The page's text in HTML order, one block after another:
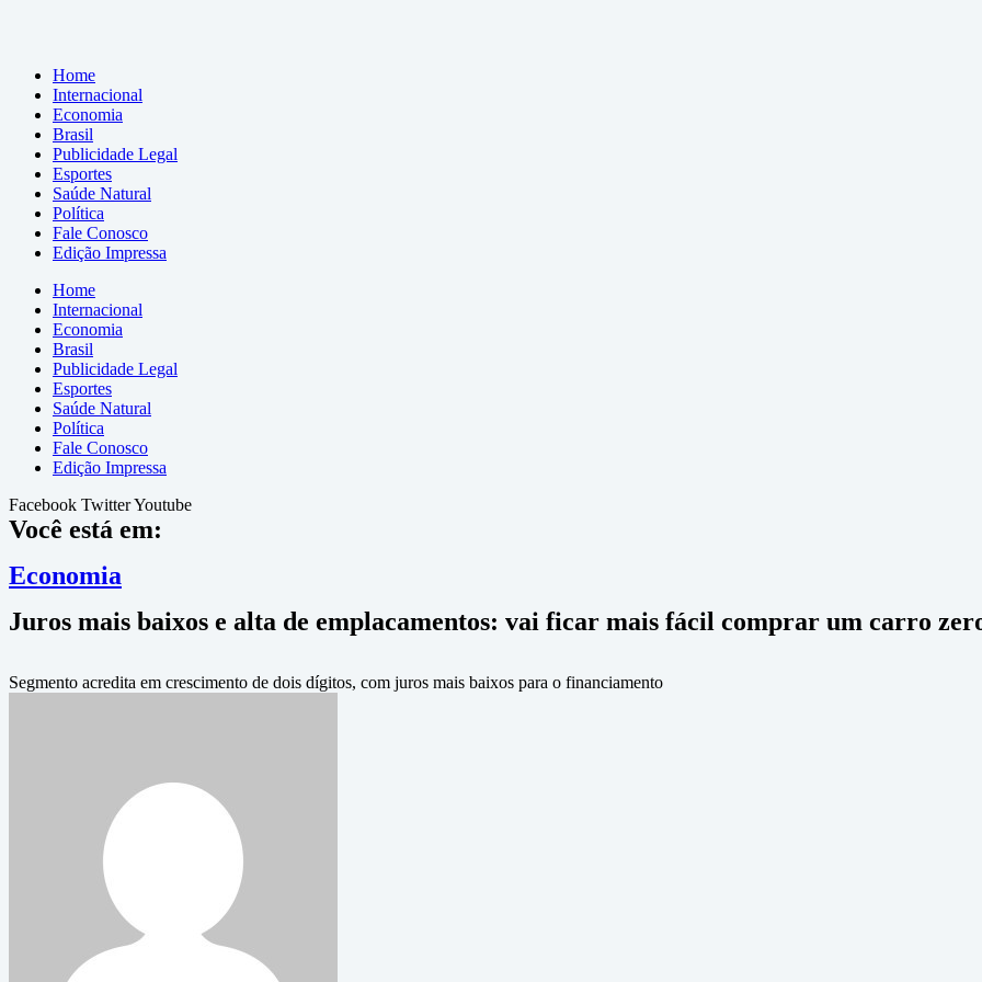
Home
Internacional
Economia
Brasil
Publicidade Legal
Esportes
Saúde Natural
Política
Fale Conosco
Edição Impressa
Home
Internacional
Economia
Brasil
Publicidade Legal
Esportes
Saúde Natural
Política
Fale Conosco
Edição Impressa
Facebook TwitterYoutube
Você está em:
Economia
Juros mais baixos e alta de emplacamentos: vai ficar mais fácil comprar um carro
Segmento acredita em crescimento de dois dígitos, com juros mais baixos para o financiamento